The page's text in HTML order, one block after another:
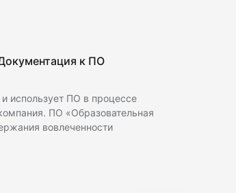
к ПО
использует ПО в процессе
ПО «Образовательная
вовлеченности